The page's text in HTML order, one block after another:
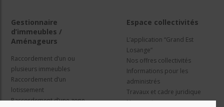
Gestionnaire
d’immeubles /
Aménageurs
Raccordement d’un ou
plusieurs immeubles
Raccordement d’un
lotissement
Raccordement d’une zone
Espace collectivités
L’application “Grand Est
Losange”
Nos offres collectivités
Informations pour les
administrés
Travaux et cadre juridique
Nos services